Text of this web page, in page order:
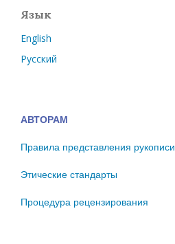
Язык
English
Русский
АВТОРАМ
Правила представления рукописи
Этические стандарты
Процедура рецензирования